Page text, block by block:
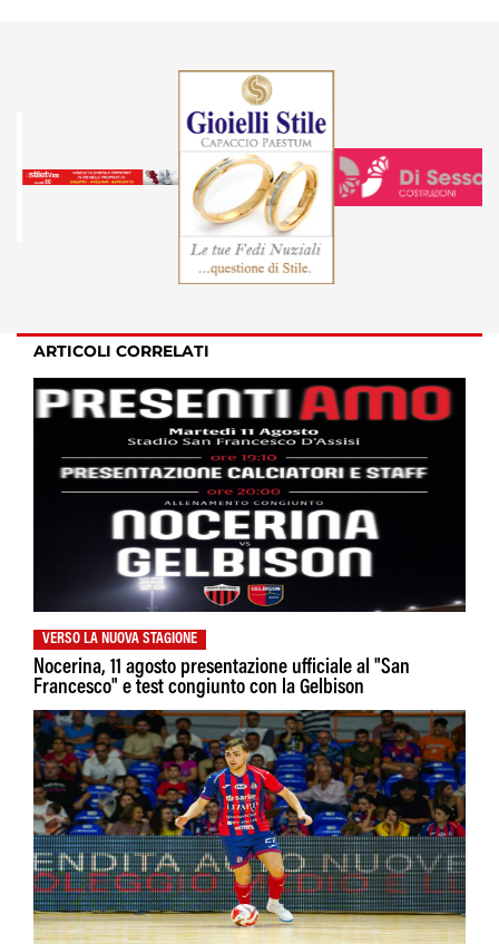
ARTICOLI CORRELATI
VERSO LA NUOVA STAGIONE
Nocerina, 11 agosto presentazione ufficiale al "San
Francesco" e test congiunto con la Gelbison